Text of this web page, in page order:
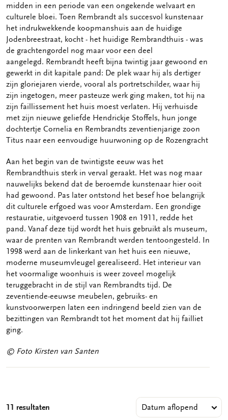
midden in een periode van een ongekende welvaart en
culturele bloei. Toen Rembrandt als succesvol kunstenaar
het indrukwekkende koopmanshuis aan de huidige
Jodenbreestraat, kocht - het huidige Rembrandthuis - was
de grachtengordel nog maar voor een deel
aangelegd. Rembrandt heeft bijna twintig jaar gewoond en
gewerkt in dit kapitale pand: De plek waar hij als dertiger
zijn gloriejaren vierde, vooral als portretschilder, waar hij
zijn ingetogen, meer pasteuze werk ging maken, tot hij na
zijn faillissement het huis moest verlaten. Hij verhuisde
met zijn nieuwe geliefde Hendrickje Stoffels, hun jonge
dochtertje Cornelia en Rembrandts zeventienjarige zoon
Titus naar een eenvoudige huurwoning op de Rozengracht
Aan het begin van de twintigste eeuw was het
Rembrandthuis sterk in verval geraakt. Het was nog maar
nauwelijks bekend dat de beroemde kunstenaar hier ooit
had gewoond. Pas later ontstond het besef hoe belangrijk
dit culturele erfgoed was voor Amsterdam. Een grondige
restauratie, uitgevoerd tussen 1908 en 1911, redde het
pand. Vanaf deze tijd wordt het huis gebruikt als museum,
waar de prenten van Rembrandt werden tentoongesteld. In
1998 werd aan de linkerkant van het huis een nieuwe,
moderne museumvleugel gerealiseerd. Het interieur van
het voormalige woonhuis is weer zoveel mogelijk
teruggebracht in de stijl van Rembrandts tijd. De
zeventiende-eeuwse meubelen, gebruiks- en
kunstvoorwerpen laten een indringend beeld zien van de
bezittingen van Rembrandt tot het moment dat hij failliet
ging.
© Foto Kirsten van Santen
11 resultaten